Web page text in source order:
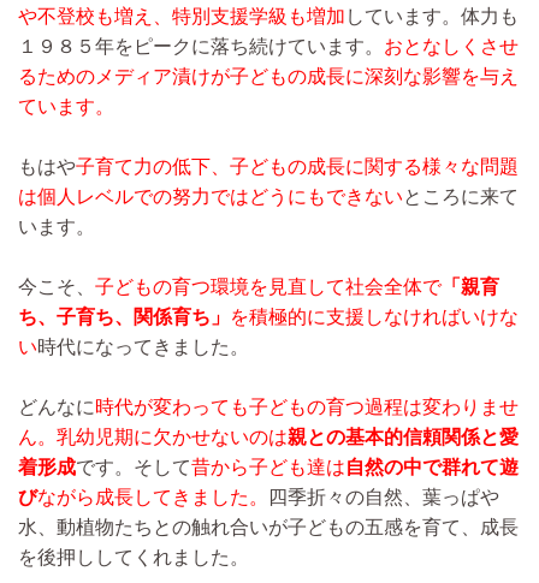
や不登校も増え、特別支援学級も増加 しています。体力も
１９８５年をピークに落ち続けています。 おとなしくさせ
るためのメディア漬けが子どもの成長に深刻な影響を与え
ています。
もはや子育て力の低下、子どもの成長に関する様々な問題
は個人レベルでの努力ではどうにもできないところに来て
います。
今こそ、 子どもの育つ環境を見直して社会全体で「親育
ち、子育ち、関係育ち」 を積極的に支援しなければいけな
い時代になってきました。
どんなに時代が変わっても子どもの育つ過程は変わりませ
ん。 乳幼児期に欠かせないのは親との基本的信頼関係と愛
着形成です。そして昔から子ども達は自然の中で群れて遊
びながら成長してきました。
四季折々の自然、葉っぱや
水、動植物たちとの触れ合いが子どもの五感を育て、成長
を後押ししてくれました。